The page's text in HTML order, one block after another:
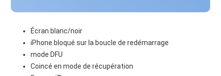
Écran blanc/noir
iPhone bloqué sur la boucle de redémarrage
mode DFU
Coincé en mode de récupération